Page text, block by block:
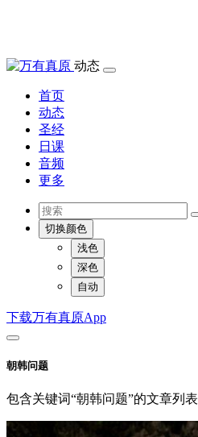
动态
首页
动态
圣经
日课
音频
更多
切换颜色
浅色
深色
自动
下载万有真原App
朝韩问题
包含关键词“朝韩问题”的文章列表